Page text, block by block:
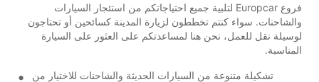
فروع Europcar لتلبية جميع احتياجاتكم من استئجار السيارات
والشاحنات. سواء كنتم تخططون لزيارة المدينة كسائحين أو تحتاجون
لوسيلة نقل للعمل، نحن هنا لمساعدتكم على العثور على السيارة
المناسبة.
تشكيلة متنوعة من السيارات الحديثة والشاحنات للاختيار من